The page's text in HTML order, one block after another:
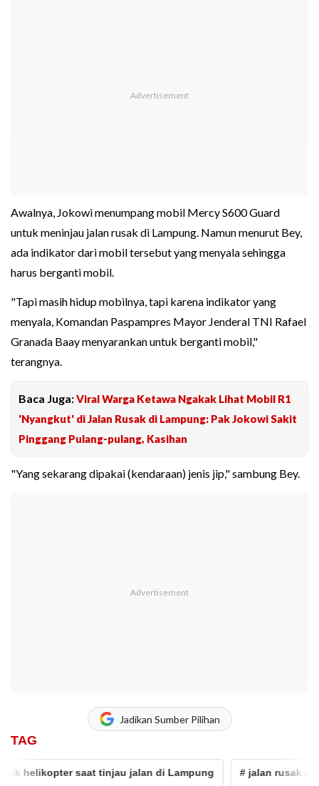
Awalnya, Jokowi menumpang mobil Mercy S600 Guard
untuk meninjau jalan rusak di Lampung. Namun menurut Bey,
ada indikator dari mobil tersebut yang menyala sehingga
harus berganti mobil.
"Tapi masih hidup mobilnya, tapi karena indikator yang
menyala, Komandan Paspampres Mayor Jenderal TNI Rafael
Granada Baay menyarankan untuk berganti mobil,"
terangnya.
Baca Juga:Viral Warga Ketawa Ngakak Lihat Mobil R1
'Nyangkut' di Jalan Rusak di Lampung: Pak Jokowi Sakit
Pinggang Pulang-pulang, Kasihan
"Yang sekarang dipakai (kendaraan) jenis jip," sambung Bey.
Jadikan Sumber Pilihan
TAG
saat tinjau jalan di Lampung # jalan rusak di